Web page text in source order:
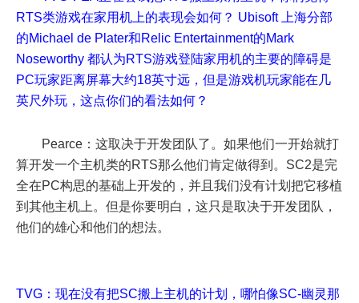
RTS类游戏在家用机上的表现会如何？ Ubisoft 上海分部
的Michael de Plater和Relic Entertainment的Mark
Noseworthy 都认为RTS游戏登陆家用机的主要的障碍是
PC玩家距离屏幕大约18英寸远，但是游戏机玩家能在几
英尺外玩，这点你们的看法如何？
Pearce：这取决于开发团队了。如果他们一开始就打
算开发一个主机类的RTS那么他们肯定做得到。SC2是完
全在PC构思的基础上开发的，并且我们没有计划把它移植
到其他主机上。但是你要明白，这只是取决于开发团队，
他们的雄心和他们的想法。
TVG：现在没有把SC搬上主机的计划，哪怕像SC-幽灵那